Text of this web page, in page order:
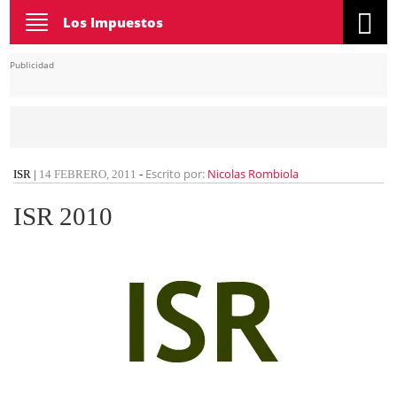
Toggle
navigation
Los Impuestos
Publicidad
ISR | 14 FEBRERO, 2011 - Escrito por: Nicolas Rombiola
ISR 2010